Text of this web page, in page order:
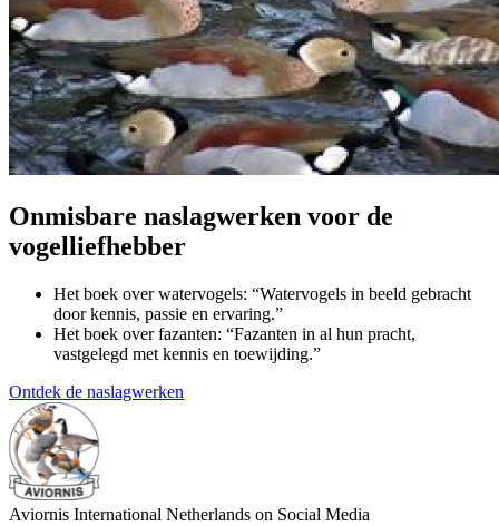
Onmisbare naslagwerken voor de
vogelliefhebber
Het boek over watervogels: “Watervogels in beeld gebracht
door kennis, passie en ervaring.”
Het boek over fazanten: “Fazanten in al hun pracht,
vastgelegd met kennis en toewijding.”
Ontdek de naslagwerken
Aviornis International Netherlands on Social Media